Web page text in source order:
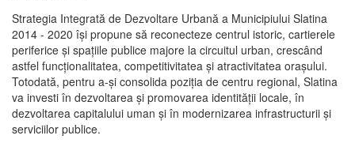
Strategia Integrată de Dezvoltare Urbană a Municipiului Slatina
2014 - 2020 își propune să reconecteze centrul istoric, cartierele
periferice şi spaţiile publice majore la circuitul urban, crescând
astfel funcţionalitatea, competitivitatea şi atractivitatea oraşului.
Totodată, pentru a-şi consolida poziţia de centru regional, Slatina
va investi în dezvoltarea şi promovarea identităţii locale, în
dezvoltarea capitalului uman şi în modernizarea infrastructurii şi
serviciilor publice.